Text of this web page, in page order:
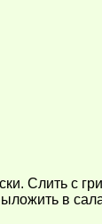
Слить с
в